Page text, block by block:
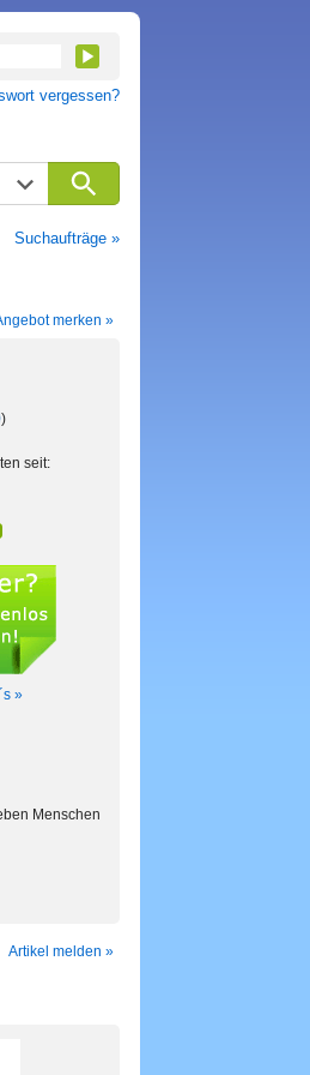
vergessen?
Suchaufträge »
merken »
)
seit:
»
Menschen
Artikel melden »